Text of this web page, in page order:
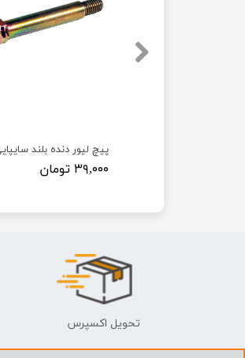
پیچ لیور دنده بلند
۳۹,۰۰۰ تومان
تحویل اکسپرس